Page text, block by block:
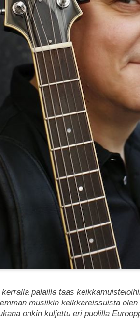
palailla taas
musiikin keikkareissuista
onkin kuljettu eri puolilla